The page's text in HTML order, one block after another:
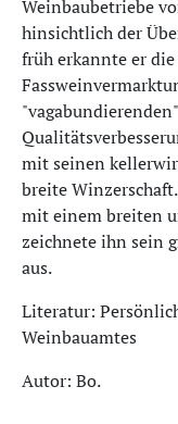
Weinbaubetriebe
hinsichtlich der
früh erkannte er
mit seinen
breite
mit einem breiten
zeichnete ihn sein
aus.
Literatur:
Weinbauamtes
Autor: Bo.